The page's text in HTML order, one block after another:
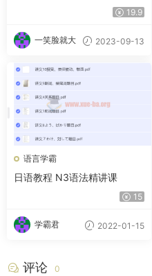
19.9
一笑脸就大 2023-09-13
语言学霸
日语教程 N3语法精讲课
15
学霸君 2022-01-15
评论 0